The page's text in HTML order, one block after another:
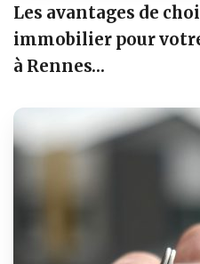
Les avantages de
immobilier pour
à Rennes…